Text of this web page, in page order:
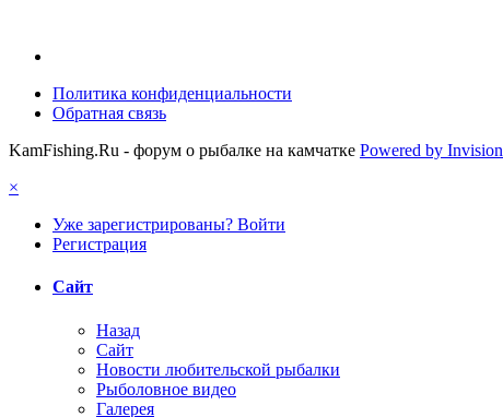
Политика конфиденциальности
Обратная связь
KamFishing.Ru - форум о рыбалке на камчатке Powered by
×
Уже зарегистрированы? Войти
Регистрация
Сайт
Назад
Сайт
Новости любительской рыбалки
Рыболовное видео
Галерея